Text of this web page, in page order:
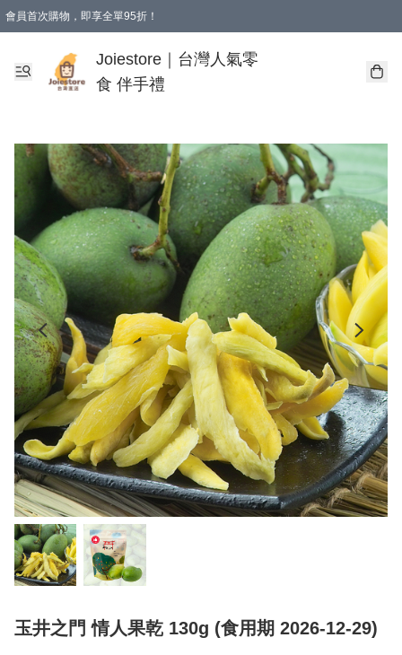
會員首次購物，即享全單95折！
購物滿 HKD 350.00即享免運費優惠！（適用於 本地送貨、本地取貨 )
Joiestore｜台灣人氣零
食 伴手禮
玉井之門 情人果乾 130g (食用期 2026-12-29)